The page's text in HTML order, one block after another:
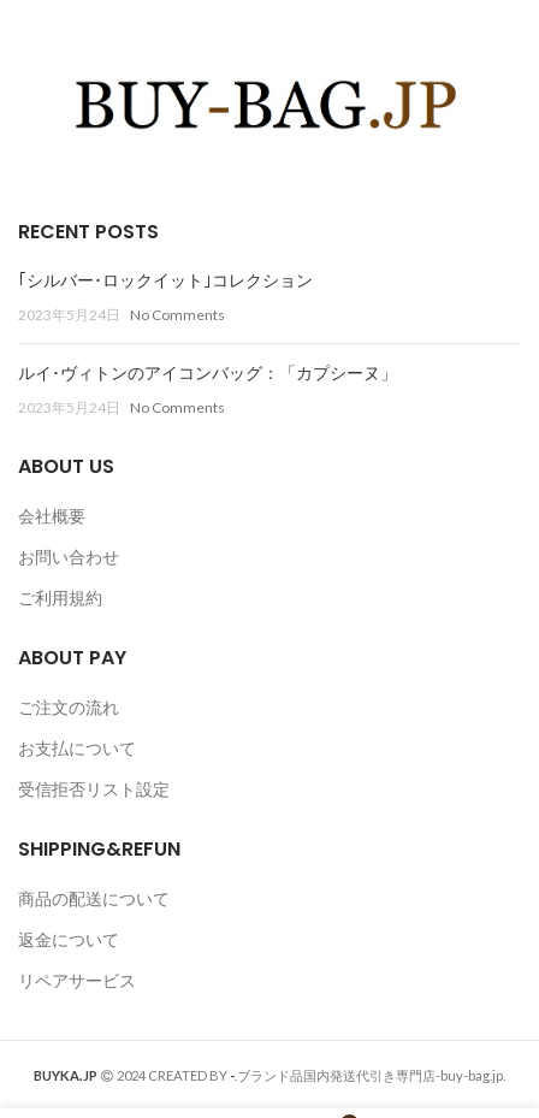
RECENT POSTS
｢シルバー･ロックイット｣コレクション
2023年5月24日 No Comments
ルイ･ヴィトンのアイコンバッグ：「カプシーヌ」
2023年5月24日 No Comments
ABOUT US
会社概要
お問い合わせ
ご利用規約
ABOUT PAY
ご注文の流れ
お支払について
受信拒否リスト設定
SHIPPING&REFUN
商品の配送について
返金について
リペアサービス
BUYKA.JP 2024 CREATED BY - .ブランド品国内発送代引き専門店-buy-bag.jp.